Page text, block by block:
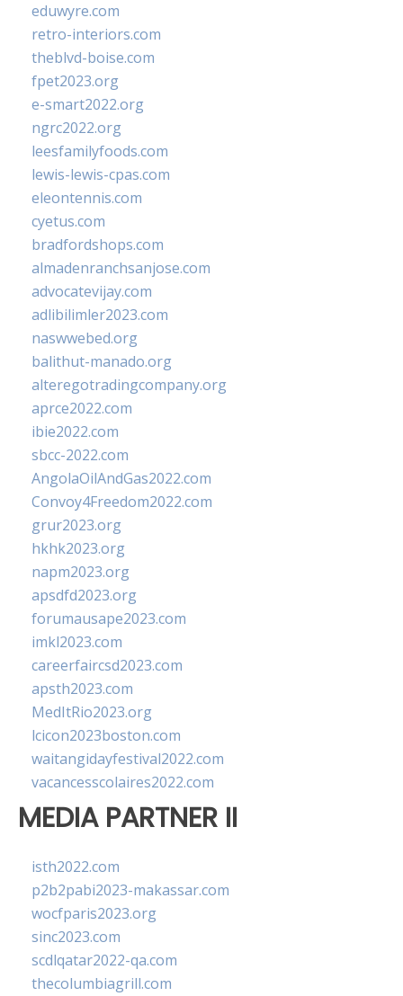
eduwyre.com
retro-interiors.com
theblvd-boise.com
fpet2023.org
e-smart2022.org
ngrc2022.org
leesfamilyfoods.com
lewis-lewis-cpas.com
eleontennis.com
cyetus.com
bradfordshops.com
almadenranchsanjose.com
advocatevijay.com
adlibilimler2023.com
naswwebed.org
balithut-manado.org
alteregotradingcompany.org
aprce2022.com
ibie2022.com
sbcc-2022.com
AngolaOilAndGas2022.com
Convoy4Freedom2022.com
grur2023.org
hkhk2023.org
napm2023.org
apsdfd2023.org
forumausape2023.com
imkl2023.com
careerfaircsd2023.com
apsth2023.com
MedItRio2023.org
lcicon2023boston.com
waitangidayfestival2022.com
vacancesscolaires2022.com
MEDIA PARTNER II
isth2022.com
p2b2pabi2023-makassar.com
wocfparis2023.org
sinc2023.com
scdlqatar2022-qa.com
thecolumbiagrill.com